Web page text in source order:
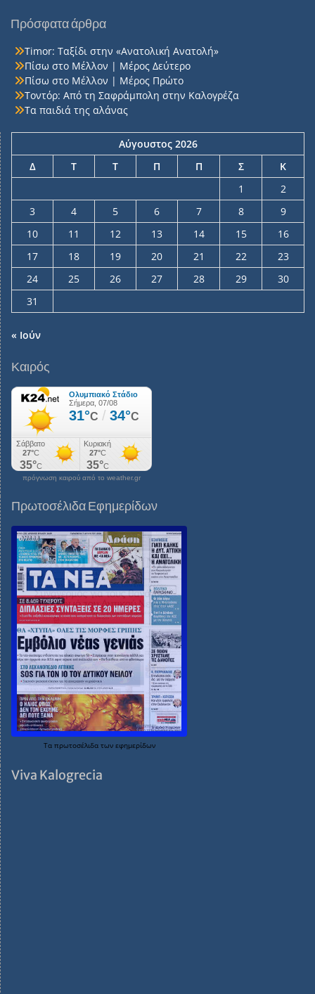
Πρόσφατα άρθρα
Timor: Ταξίδι στην «Ανατολική Ανατολή»
Πίσω στο Μέλλον | Μέρος Δεύτερο
Πίσω στο Μέλλον | Μέρος Πρώτο
Τοντόρ: Από τη Σαφράμπολη στην Καλογρέζα
Τα παιδιά της αλάνας
Αύγουστος 2026
Δ
Τ Τ Π Π Σ
Κ
1
2
3
4 5 6 7 8
9
10
11 12 13 14 15
16
17
18 19 20 21 22
23
24
25 26 27 28 29
30
31
« Ιούν
Καιρός
πρόγνωση καιρού από το weather.gr
Πρωτοσέλιδα Εφημερίδων
Τα πρωτοσέλιδα των εφημερίδων
Viva Kalogrecia